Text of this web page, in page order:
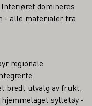
domineres
- alle materialer fra
regionale
bredt utvalg av frukt,
syltetøy -